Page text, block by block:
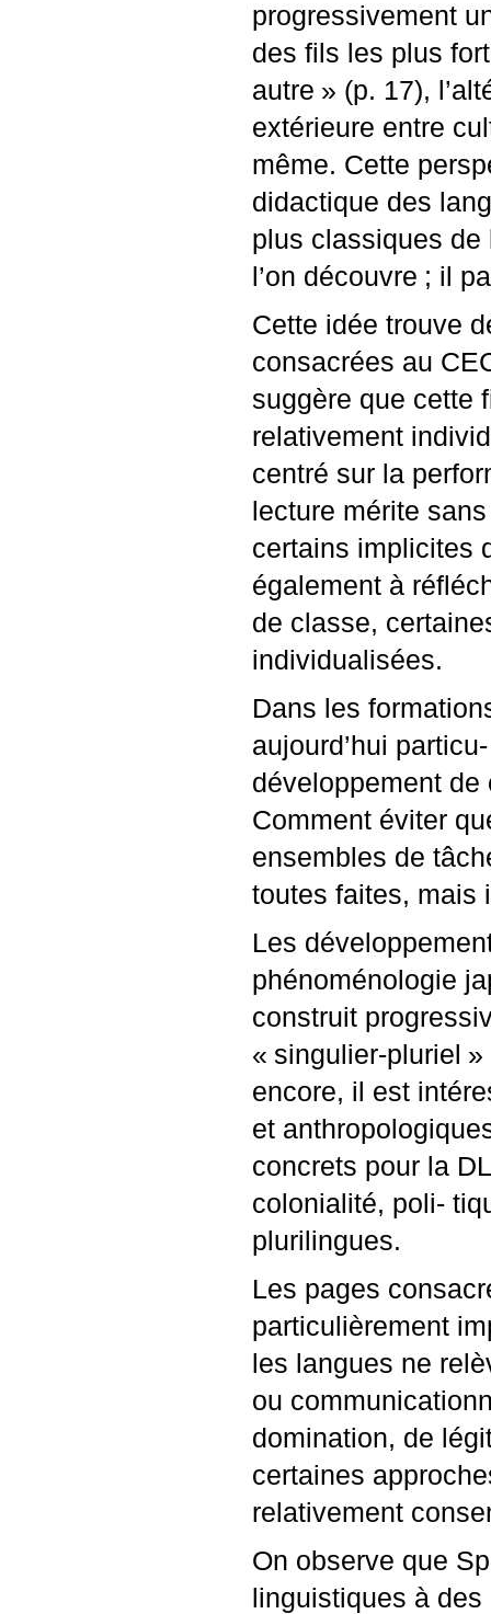
progressivement
des fils les plus
autre » (p. 17),
extérieure entre
même. Cette
didactique des
plus classiques de
l’on découvre ; il
Cette idée trouve
consacrées au
suggère que cette
relativement
centré sur la
lecture mérite
certains implicites
également à
de classe,
individualisées.
Dans les
aujourd’hui
développement
Comment éviter
ensembles de
toutes faites, mais
Les
phénoménologie
construit
« singulier-pluriel »
encore, il est
et
concrets pour la
colonialité, poli-
plurilingues.
Les pages
particulièrement
les langues ne
ou
domination, de
certaines
relativement
On observe que
linguistiques à